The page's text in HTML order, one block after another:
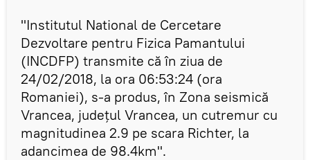
"Institutul National de Cercetare
Dezvoltare pentru Fizica Pamantului
(INCDFP) transmite că în ziua de
24/02/2018, la ora 06:53:24 (ora
Romaniei), s-a produs, în Zona seismică
Vrancea, judeţul Vrancea, un cutremur cu
magnitudinea 2.9 pe scara Richter, la
adancimea de 98.4km".